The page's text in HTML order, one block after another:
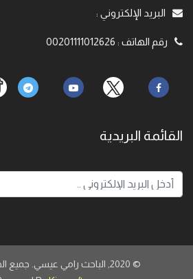
البريد الإلكتروني :
رقم الهاتف :
00201111012626
القائمة البريدية
© 2020,
الباحث رامي عيسي. جميع